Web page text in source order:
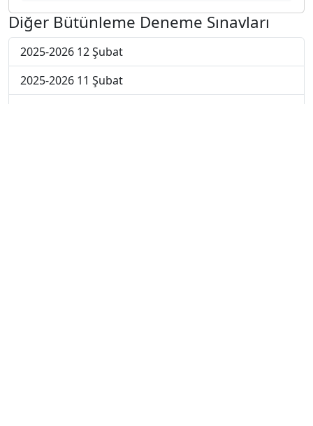
Diğer Bütünleme Deneme Sınavları
2025-2026 12 Şubat
2025-2026 11 Şubat